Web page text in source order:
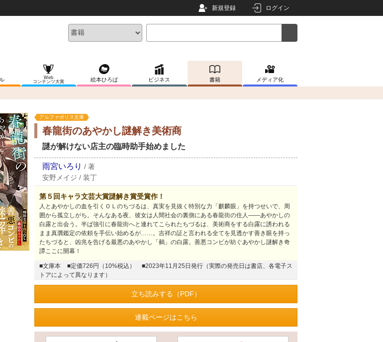
新規登録 ログイン
Web
コンテンツ大賞
絵本ひろば ビジネス 書籍 メディア化
アルファポリス文庫
春龍街のあやかし謎解き美術商
謎が解けない店主の臨時助手始めました
雨宮いろり / 著
安野メイジ / 装丁
第５回キャラ文芸大賞謎解き賞受賞作！
人とあやかしの血を引くＯＬのちづるは、真実を見抜く特別な力「麒麟眼」を持つせいで、周
囲から孤立しがち。そんなある夜、彼女は人間社会の裏側にある春龍街の住人――あやかしの
白露と出会う。半ば強引に春龍街へと連れてこられたちづるは、美術商をする白露に誘われる
まま真贋鑑定の依頼を手伝い始めるが……。吉祥の証と言われる全てを見透かす善き眼を持っ
たちづると、凶兆を告げる最悪のあやかし「鵺」の白露。善悪コンビが紡ぐあやかし謎解き奇
譚ここに開幕！
■文庫本 ■定価726円（10%税込）
■2023年11月25日発行（実際の発売日は書店、各電子ス
トアによって異なります）
立ち読みする（PDF）
連載ページはこちら